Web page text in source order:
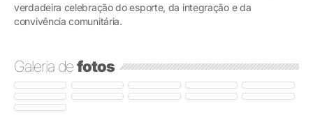
verdadeira celebração do esporte, da integração e da
convivência comunitária.
Galeria defotos